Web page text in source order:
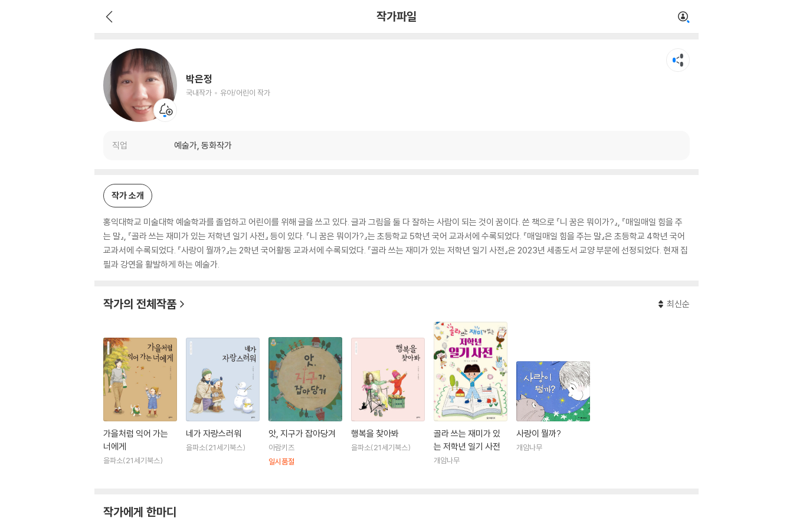
작가파일
박은정
국내작가 유아/어린이 작가
직업 예술가, 동화작가
작가 소개
홍익대학교 미술대학 예술학과를 졸업하고 어린이를 위해 글을 쓰고 있다. 글과 그림을 둘 다 잘하는 사람이 되는 것이 꿈이다. 쓴 책으로 『니 꿈은 뭐이가?』, 『매일매일 힘을 주
는 말』, 『골라 쓰는 재미가 있는 저학년 일기 사전』 등이 있다. 『니 꿈은 뭐이가?』는 초등학교 5학년 국어 교과서에 수록되었다. 『매일매일 힘을 주는 말』은 초등학교 4학년 국어
교과서에 수록되었다. 『사랑이 뭘까?』는 2학년 국어활동 교과서에 수록되었다. 『골라 쓰는 재미가 있는 저학년 일기 사전』은 2023년 세종도서 교양 부문에 선정되었다. 현재 집
필과 강연을 활발하게 하는 예술가.
작가의 전체작품 최신순
가을처럼 익어 가는
너에게
을파소(21세기북스)
네가 자랑스러워
을파소(21세기북스)
앗, 지구가 잡아당겨
아람키즈
일시품절
행복을 찾아봐
을파소(21세기북스)
골라 쓰는 재미가 있
는 저학년 일기 사전
개암나무
사랑이 뭘까?
개암나무
작가에게 한마디